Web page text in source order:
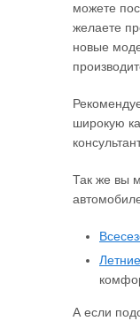
можете
желаете
новые
широкую
Так же вы
А если